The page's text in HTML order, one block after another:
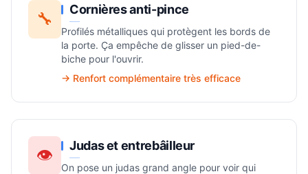
🔧 Cornières anti-pince
Profilés métalliques qui protègent les bords de
la porte. Ça empêche de glisser un pied-de-
biche pour l'ouvrir.
→ Renfort complémentaire très efficace
👁️ Judas et entrebâilleur
On pose un judas grand angle pour voir qui